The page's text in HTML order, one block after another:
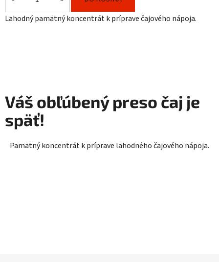
4,5
z
Lahodný pamätný koncentrát k príprave čajového nápoja.
Váš obľúbený preso čaj je
späť!
Pamätný koncentrát k príprave lahodného čajového nápoja.